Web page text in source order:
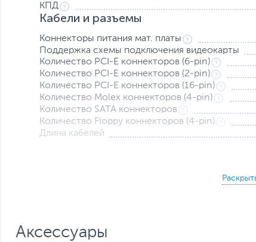
КПД
Кабели и разъемы
Коннекторы питания мат. платы
Поддержка схемы подключения видеокарты
Количество PCI-E коннекторов (6-pin)
Количество PCI-E коннекторов (2-pin)
Количество PCI-E коннекторов (16-pin)
Количество Molex коннекторов (4-pin)
Количество SATA коннекторов
Количество Floppy коннекторов (4-pin)
Длина кабелей
Выходной ток по линии +3.3В, А
Аксессуары